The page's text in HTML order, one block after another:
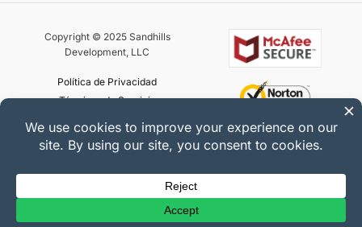
Copyright © 2025 Sandhills
Development, LLC
Política de Privacidad
Términos de Servicio
Cupón de Easy Digital Downloads